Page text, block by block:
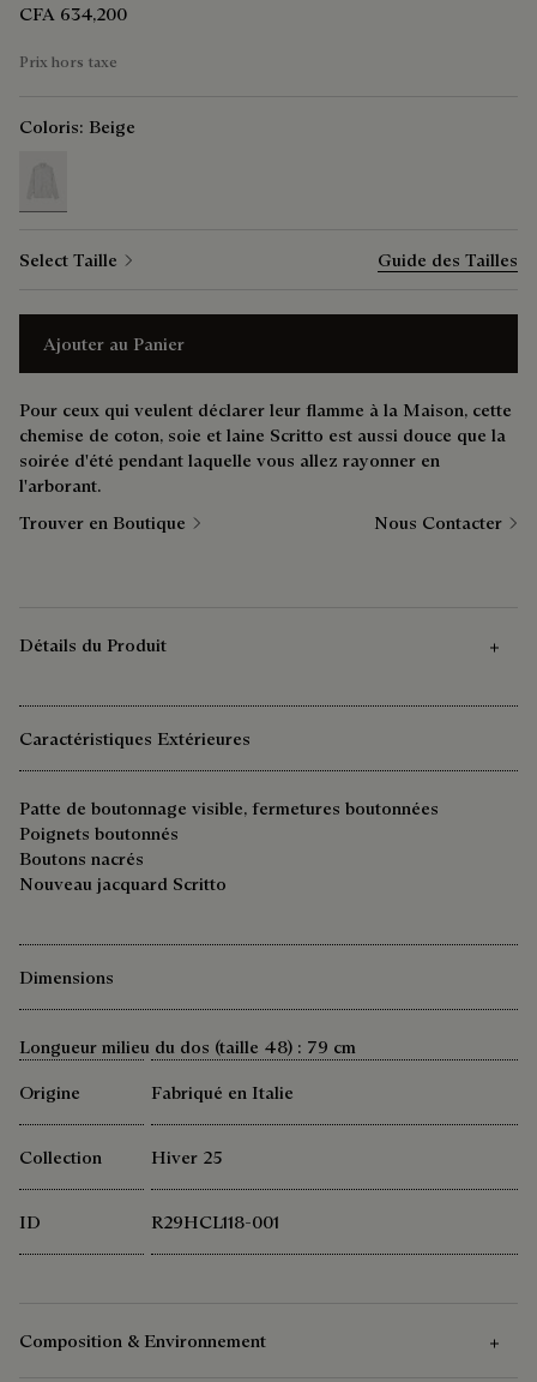
CFA 634,200
Prix hors taxe
Coloris: Beige
Select Taille Guide des Tailles
Ajouter au Panier
Pour ceux qui veulent déclarer leur flamme à la Maison, cette
chemise de coton, soie et laine Scritto est aussi douce que la
soirée d'été pendant laquelle vous allez rayonner en
l'arborant.
Trouver en Boutique
Nous Contacter
Détails du Produit
Caractéristiques Extérieures
Patte de boutonnage visible, fermetures boutonnées
Poignets boutonnés
Boutons nacrés
Nouveau jacquard Scritto
Dimensions
Longueur milieu du dos (taille 48) : 79 cm
Origine
Fabriqué en Italie
Collection Hiver 25
ID R29HCL118-001
Composition & Environnement